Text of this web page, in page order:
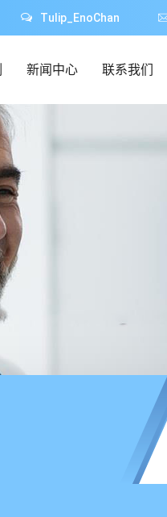
Tulip_EnoChan
新闻中心 联系我们